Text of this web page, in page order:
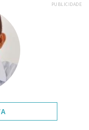
PUBLICIDADE